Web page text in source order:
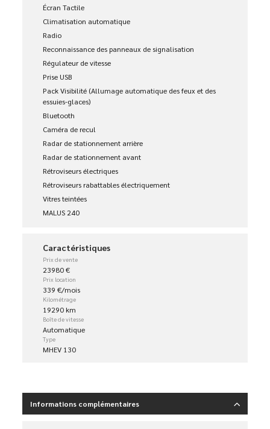
Écran Tactile
Climatisation automatique
Radio
Reconnaissance des panneaux de signalisation
Régulateur de vitesse
Prise USB
Pack Visibilité (Allumage automatique des feux et des
essuies-glaces)
Bluetooth
Caméra de recul
Radar de stationnement arrière
Radar de stationnement avant
Rétroviseurs électriques
Rétroviseurs rabattables électriquement
Vitres teintées
MALUS 240
Caractéristiques
Prix de vente
23980 €
Prix location
339 €/mois
Kilométrage
19290 km
Boîte de vitesse
Automatique
Type
MHEV 130
Informations complémentaires